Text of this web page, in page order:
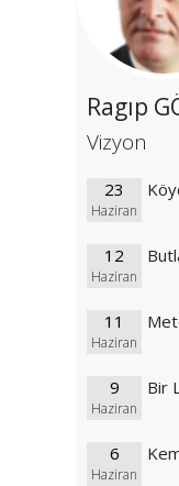
Ragıp
Vizyon
23
Haziran
12
Haziran
11
Haziran
9
Haziran
Bir
6
Haziran